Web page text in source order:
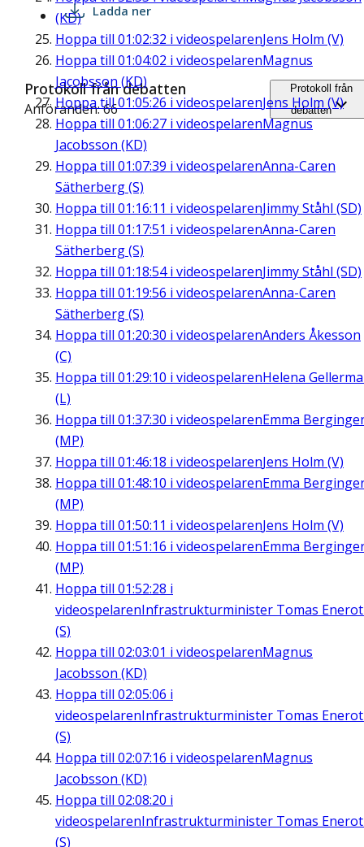
(KD)
Hoppa till 01:02:32 i videospelarenJens Holm (V)
Hoppa till 01:04:02 i videospelarenMagnus
Jacobsson (KD)
Hoppa till01:05:26 i videospelarenJens Holm (V)
Hoppa till 01:06:27 i videospelarenMagnus
Jacobsson (KD)
Hoppa till 01:07:39 i videospelarenAnna-Caren
Sätherberg (S)
Hoppa till 01:16:11 i videospelarenJimmy Ståhl (SD)
Hoppa till 01:17:51 i videospelarenAnna-Caren
Sätherberg (S)
Hoppa till 01:18:54i videospelarenJimmy Ståhl (SD)
Hoppa till 01:19:56 i videospelarenAnna-Caren
Sätherberg (S)
Hoppa till 01:20:30 i videospelarenAnders Åkesson
(C)
Hoppa till 01:29:10 i videospelarenHelena
(L)
Hoppa till 01:37:30 i videospelarenEmma
(MP)
Hoppa till 01:46:18 i videospelarenJens Holm (V)
Hoppa till 01:48:10 i videospelarenEmma
(MP)
Hoppa till 01:50:11 i videospelarenJens Holm (V)
Hoppa till 01:51:16 i videospelarenEmma
(MP)
Hoppa till 01:52:28 i
videospelarenInfrastrukturminister Tomas
(S)
Hoppa till 02:03:01 i videospelarenMagnus
Jacobsson (KD)
Hoppa till 02:05:06 i
videospelarenInfrastrukturminister Tomas
(S)
Hoppa till 02:07:16 i videospelarenMagnus
Jacobsson (KD)
Hoppa till 02:08:20 i
videospelarenInfrastrukturminister Tomas
(S)
Ladda ner
Protokoll från debatten
Anföranden: 66
Protokoll från
debatten